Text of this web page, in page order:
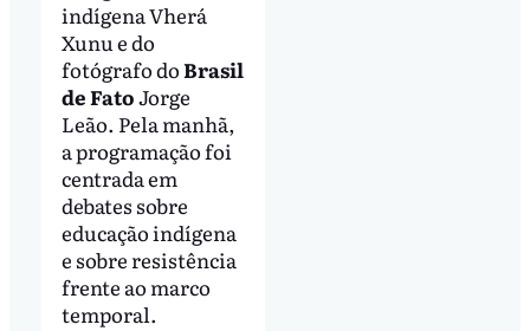
indígena Vherá
Xunu e do
fotógrafo doBrasil
de FatoJorge
Leão. Pela manhã,
a programação foi
centrada em
debates sobre
educação indígena
e sobre resistência
frente ao marco
temporal.